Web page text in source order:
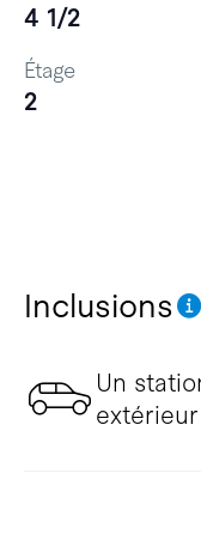
Inclusions
Un
extérieur
4 1/2
Étage
2